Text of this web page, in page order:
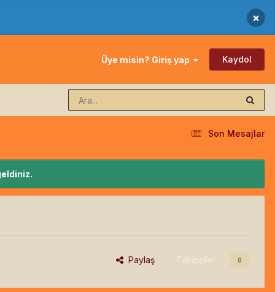
×
Üye misin? Giriş yap Kaydol
Son Mesajlar
Paylaş Takipçiler 0